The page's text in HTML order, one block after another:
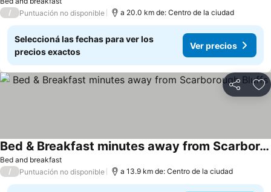
/
Puntuación no disponible a 20.0 km de: Centro de la ciudad
Seleccioná las fechas para ver los
precios exactos
Ver precios
Compartir
Bed and breakfast
Bed & Breakfast minutes away from Scarborough Bluffs
/ Puntuación no disponible a 13.9 km de: Centro de la ciudad